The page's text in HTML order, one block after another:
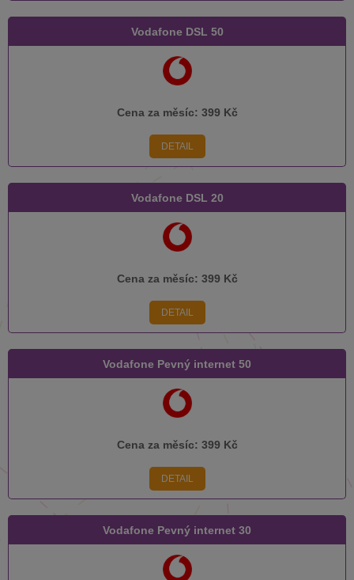
Vodafone DSL 50
Cena za měsíc: 399 Kč
DETAIL
Vodafone DSL 20
Cena za měsíc: 399 Kč
DETAIL
Vodafone Pevný internet 50
Cena za měsíc: 399 Kč
DETAIL
Vodafone Pevný internet 30